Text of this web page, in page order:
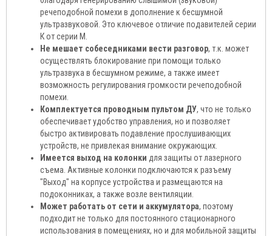
речеподобной помехи в дополнение к бесшумной
ультразвуковой. Это ключевое отличие подавителей серии
К от серии М.
Не мешает собеседниками вести разговор, т.к. может
осуществлять блокирование при помощи только
ультразвука в бесшумном режиме, а также имеет
возможность регулирования громкости речеподобной
помехи.
Комплектуется проводным пультом ДУ, что не только
обеспечивает удобство управления, но и позволяет
быстро активировать подавление прослушивающих
устройств, не привлекая внимание окружающих.
Имеется выход на колонки для защиты от лазерного
съема. Активные колонки подключаются к разъему
"Выход" на корпусе устройства и размещаются на
подоконниках, а также возле вентиляции.
Может работать от сети и аккумулятора, поэтому
подходит не только для постоянного стационарного
использования в помещениях, но и для мобильной защиты